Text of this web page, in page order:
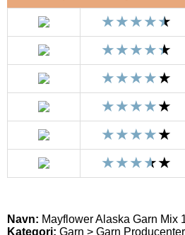
Navn: Mayflower Alaska Garn Mix
Kategori: Garn > Garn